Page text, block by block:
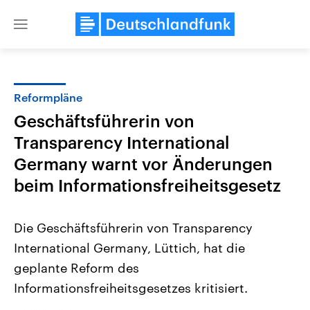
Close
Landtagswahl Sachsen-Anhalt
2026
Alle Informationen
Sachsen-Anhalt wählt am 6.
September 2026 einen neuen
Landtag. Seit 2021 wird das
USA
Aktuelle Beiträge,
gehören die Vereinigten
den mächtigsten Ländern
Reformpläne
Geschäftsführerin von
Transparency International
Germany warnt vor Änderungen
beim Informationsfreiheitsgesetz
Die Geschäftsführerin von Transparency
International Germany, Lüttich, hat die
geplante Reform des
Informationsfreiheitsgesetzes kritisiert.